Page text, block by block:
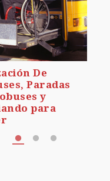
De
Paradas
y
para